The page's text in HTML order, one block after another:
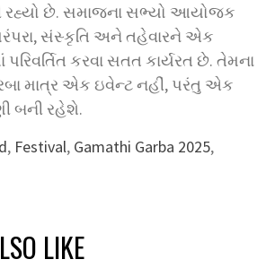
રહ્યો છે. સમાજના સભ્યો આયોજક
સંસ્કૃતિ અને તહેવારને એક
કરવા સતત કાર્યરત છે. તેમના
માત્ર એક ઇવેન્ટ નહીં, પરંતુ એક
બની રહેશે.
, Festival, Gamathi Garba 2025,
LIKE